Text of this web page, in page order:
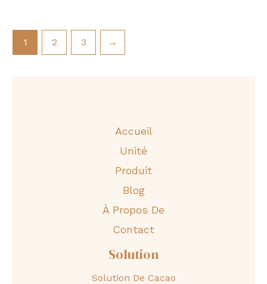
1 2 3 →
Accueil
Unité
Produit
Blog
À Propos De
Contact
Solution
Solution De Cacao